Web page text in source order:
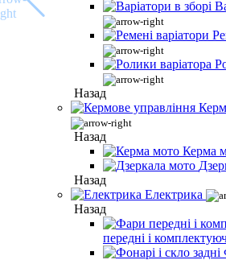
Назад
Назад
Керма
Назад
Електрика
Назад
передні і